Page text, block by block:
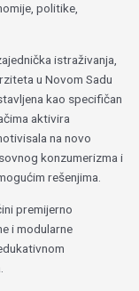
politike,
istraživanja,
u Novom Sadu
kao specifičan
aktivira
na novo
konzumerizma i
rešenjima.
premijerno
i modularne